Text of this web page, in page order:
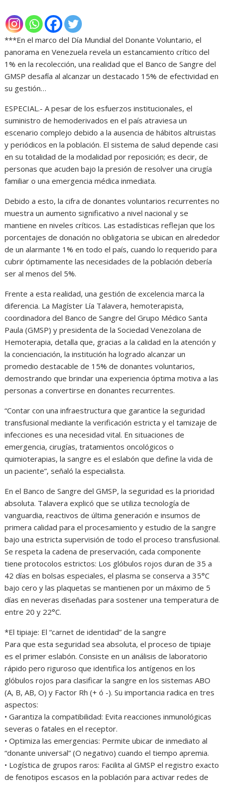
***En el marco del Día Mundial del Donante Voluntario, el
panorama en Venezuela revela un estancamiento crítico del
1% en la recolección, una realidad que el Banco de Sangre del
GMSP desafía al alcanzar un destacado 15% de efectividad en
su gestión…
ESPECIAL.- A pesar de los esfuerzos institucionales, el
suministro de hemoderivados en el país atraviesa un
escenario complejo debido a la ausencia de hábitos altruistas
y periódicos en la población. El sistema de salud depende casi
en su totalidad de la modalidad por reposición; es decir, de
personas que acuden bajo la presión de resolver una cirugía
familiar o una emergencia médica inmediata.
Debido a esto, la cifra de donantes voluntarios recurrentes no
muestra un aumento significativo a nivel nacional y se
mantiene en niveles críticos. Las estadísticas reflejan que los
porcentajes de donación no obligatoria se ubican en alrededor
de un alarmante 1% en todo el país, cuando lo requerido para
cubrir óptimamente las necesidades de la población debería
ser al menos del 5%.
Frente a esta realidad, una gestión de excelencia marca la
diferencia. La Magíster Lía Talavera, hemoterapista,
coordinadora del Banco de Sangre del Grupo Médico Santa
Paula (GMSP) y presidenta de la Sociedad Venezolana de
Hemoterapia, detalla que, gracias a la calidad en la atención y
la concienciación, la institución ha logrado alcanzar un
promedio destacable de 15% de donantes voluntarios,
demostrando que brindar una experiencia óptima motiva a las
personas a convertirse en donantes recurrentes.
“Contar con una infraestructura que garantice la seguridad
transfusional mediante la verificación estricta y el tamizaje de
infecciones es una necesidad vital. En situaciones de
emergencia, cirugías, tratamientos oncológicos o
quimioterapias, la sangre es el eslabón que define la vida de
un paciente”, señaló la especialista.
En el Banco de Sangre del GMSP, la seguridad es la prioridad
absoluta. Talavera explicó que se utiliza tecnología de
vanguardia, reactivos de última generación e insumos de
primera calidad para el procesamiento y estudio de la sangre
bajo una estricta supervisión de todo el proceso transfusional.
Se respeta la cadena de preservación, cada componente
tiene protocolos estrictos: Los glóbulos rojos duran de 35 a
42 días en bolsas especiales, el plasma se conserva a 35°C
bajo cero y las plaquetas se mantienen por un máximo de 5
días en neveras diseñadas para sostener una temperatura de
entre 20 y 22°C.
*El tipiaje: El “carnet de identidad” de la sangre
Para que esta seguridad sea absoluta, el proceso de tipiaje
es el primer eslabón. Consiste en un análisis de laboratorio
rápido pero riguroso que identifica los antígenos en los
glóbulos rojos para clasificar la sangre en los sistemas ABO
(A, B, AB, O) y Factor Rh (+ ó -). Su importancia radica en tres
aspectos:
• Garantiza la compatibilidad: Evita reacciones inmunológicas
severas o fatales en el receptor.
• Optimiza las emergencias: Permite ubicar de inmediato al
“donante universal” (O negativo) cuando el tiempo apremia.
• Logística de grupos raros: Facilita al GMSP el registro exacto
de fenotipos escasos en la población para activar redes de